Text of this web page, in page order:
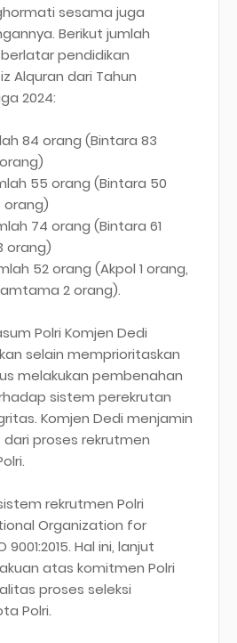
sesama juga
Berikut jumlah
pendidikan
Alquran dari Tahun
2024:
84 orang (Bintara 83
55 orang (Bintara 50
orang)
74 orang (Bintara 61
orang)
52 orang (Akpol 1 orang,
2 orang).
Polri Komjen Dedi
selain memprioritaskan
melakukan pembenahan
sistem perekrutan
Komjen Dedi menjamin
proses rekrutmen
rekrutmen Polri
Organization for
Hal ini, lanjut
atas komitmen Polri
proses seleksi
Polri.